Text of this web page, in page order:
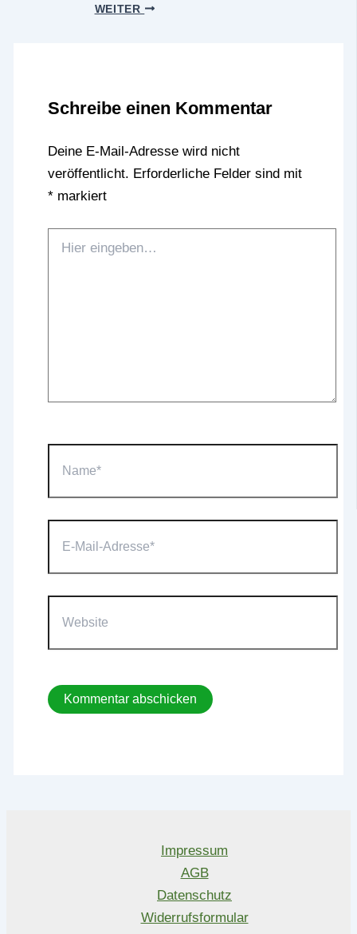
WEITER
Schreibe einen Kommentar
Deine E-Mail-Adresse wird nicht
veröffentlicht. Erforderliche Felder sind mit
*markiert
eingeben…
Mail-
Impressum
AGB
Datenschutz
Widerrufsformular